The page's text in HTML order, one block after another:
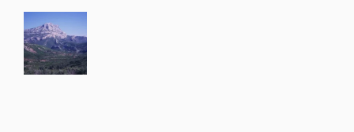
Aller
contenu
principal